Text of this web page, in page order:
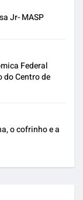
Jr- MASP
Federal
Centro de
o cofrinho e a